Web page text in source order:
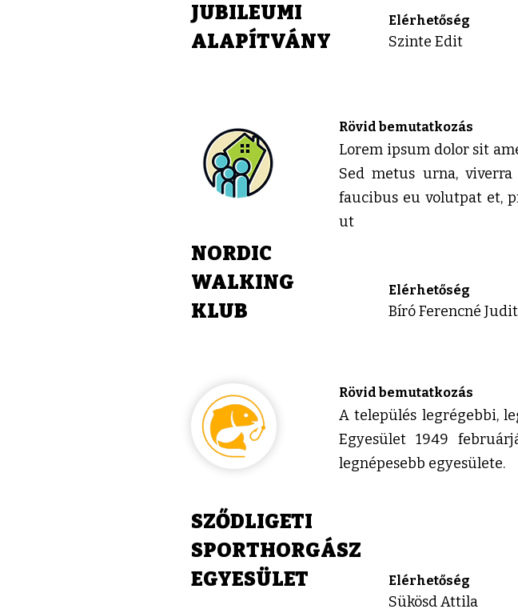
JUBILEUMI
ALAPÍTVÁNY
Elérhetőség
Szinte Edit
Rövid bemutatkozás
Lorem ipsum dolor sit
Sed metus urna,
faucibus eu volutpat et,
ut
NORDIC
WALKING
KLUB
Elérhetőség
Bíró Ferencné Judit
Rövid bemutatkozás
A település legrégebbi,
Egyesület 1949
legnépesebb egyesülete.
SZŐDLIGETI
SPORTHORGÁSZ
EGYESÜLET
Elérhetőség
Sükösd Attila